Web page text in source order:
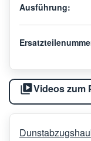
Ausführung:
Videos zum